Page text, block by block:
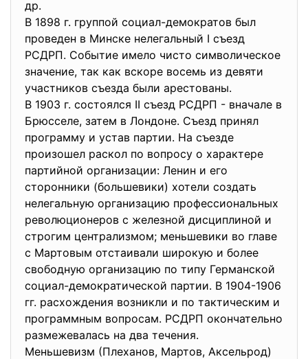
др.
В 1898 г. группой социал-демократов был
проведен в Минске нелегальный I съезд
РСДРП. Событие имело чисто символическое
значение, так как вскоре восемь из девяти
участников съезда были арестованы.
В 1903 г. состоялся II съезд РСДРП - вначале в
Брюсселе, затем в Лондоне. Съезд принял
программу и устав партии. На съезде
произошел раскол по вопросу о характере
партийной организации: Ленин и его
сторонники (большевики) хотели создать
нелегальную организацию профессиональных
революционеров с железной дисциплиной и
строгим централизмом; меньшевики во главе
с Мартовым отстаивали широкую и более
свободную организацию по типу Германской
социал-демократической партии. В 1904-1906
гг. расхождения возникли и по тактическим и
программным вопросам. РСДРП окончательно
размежевалась на два течения.
Меньшевизм (Плеханов, Мартов, Аксельрод)